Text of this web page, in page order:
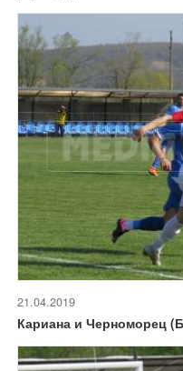
21.04.2019
Кариана и Черноморец